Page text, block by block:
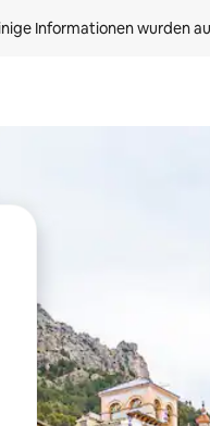
Informationen wurden